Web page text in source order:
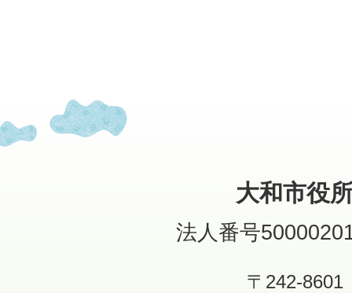
大和市役
法人番号
〒242-8601